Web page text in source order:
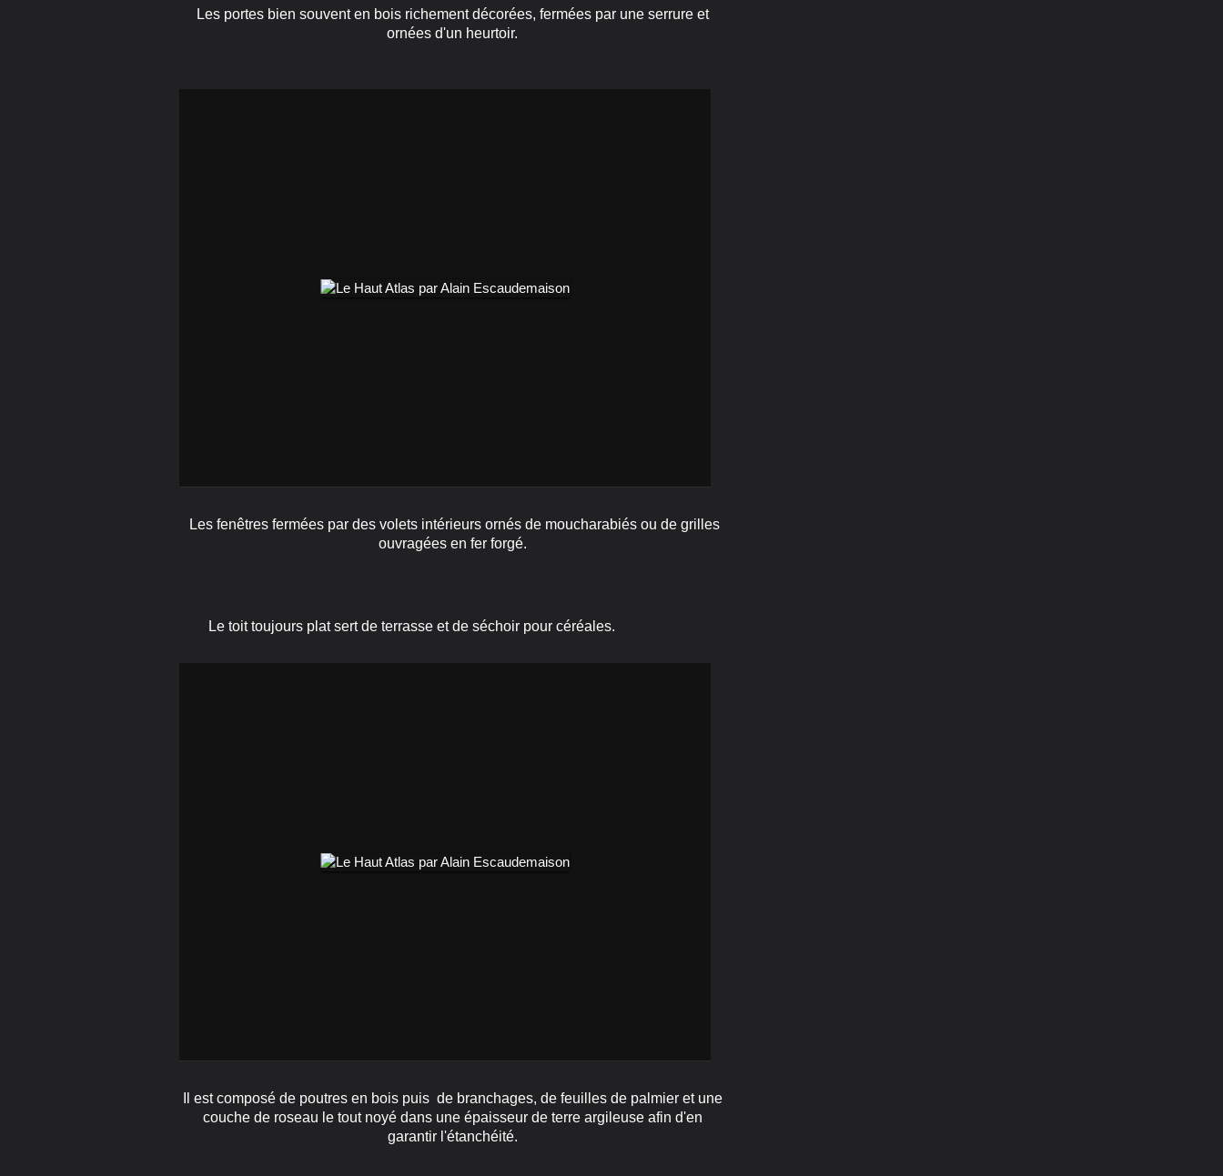
Les portes bien souvent en bois richement décorées, fermées par une serrure et
ornées d'un heurtoir.
Les fenêtres fermées par des volets intérieurs ornés de moucharabiés ou de grilles
ouvragées en fer forgé.
Le toit toujours plat sert de terrasse et de séchoir pour céréales.
Il est composé de poutres en bois puis de branchages, de feuilles de palmier et une
couche de roseau le tout noyé dans une épaisseur de terre argileuse afin d'en
garantir l'étanchéité.